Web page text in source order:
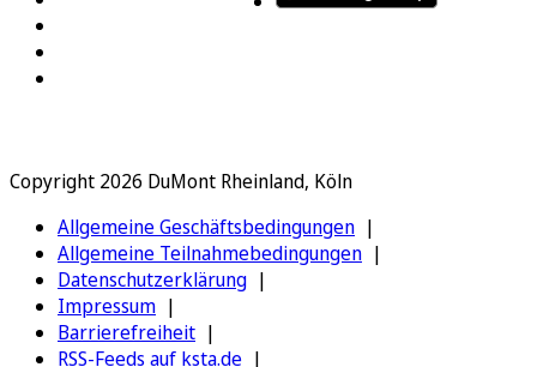
Copyright 2026 DuMont Rheinland, Köln
Allgemeine Geschäftsbedingungen
Allgemeine Teilnahmebedingungen
Datenschutzerklärung
Impressum
Barrierefreiheit
RSS-Feeds auf ksta.de